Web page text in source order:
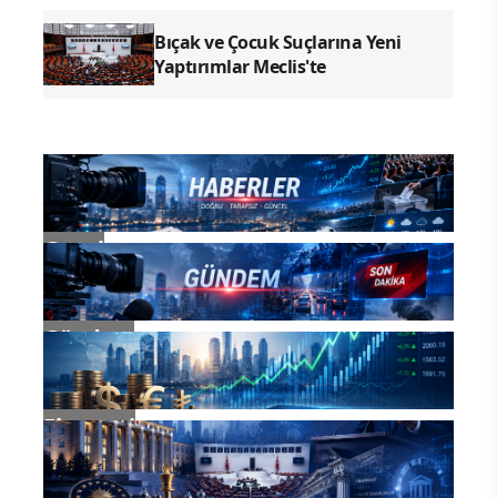
Bıçak ve Çocuk Suçlarına Yeni
Yaptırımlar Meclis'te
Genel
Gündem
Ekonomi